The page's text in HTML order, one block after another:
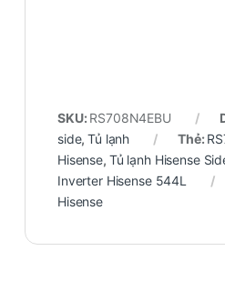
SKU: RS708N4EBU
side,Tủ lạnh Thẻ:
Hisense, Tủ lạnh Hisense
Inverter Hisense 544L
Hisense